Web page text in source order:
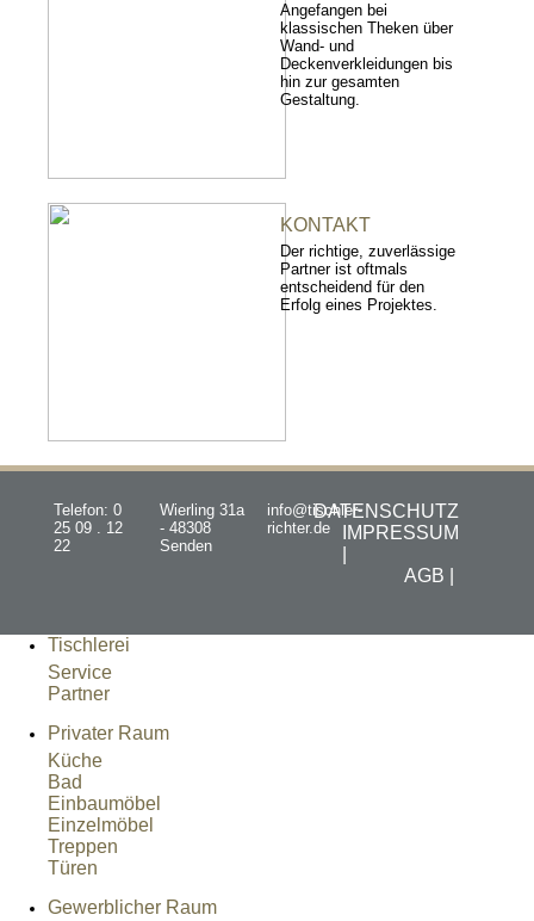
Angefangen bei
klassischen Theken über
Wand- und
Deckenverkleidungen bis
hin zur gesamten
Gestaltung.
KONTAKT
Der richtige, zuverlässige
Partner ist oftmals
entscheidend für den
Erfolg eines Projektes.
Telefon: 0
25 09 . 12
22
Wierling 31a
- 48308
Senden
info@tischler-
richter.de
DATENSCHUTZ
IMPRESSUM
AGB |
Tischlerei
Service
Partner
Privater Raum
Küche
Bad
Einbaumöbel
Einzelmöbel
Treppen
Türen
Gewerblicher Raum